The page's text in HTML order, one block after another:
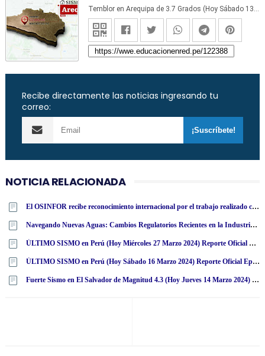
Temblor en Arequipa de 3.7 Grados (Hoy Sábado 13 Mayo 2017) Sismo EPICENTRO Camaná - Caravelí - Islay - Condesuyos - IGP - www.igp.gob.pe
Recibe directamente las noticias ingresando tu
correo:
NOTICIA RELACIONADA
El OSINFOR recibe reconocimiento internacional por el trabajo realizado con la Mochila Forestal en Colombia
Navegando Nuevas Aguas: Cambios Regulatorios Recientes en la Industria de Casinos en Perú
ÚLTIMO SISMO en Perú (Hoy Miércoles 27 Marzo 2024) Reporte Oficial Epicentro IGP
ÚLTIMO SISMO en Perú (Hoy Sábado 16 Marzo 2024) Reporte Oficial Epicentro IGP
Fuerte Sismo en El Salvador de Magnitud 4.3 (Hoy Jueves 14 Marzo 2024) Terremoto Temblor Epicentro - San Salvador - USGS